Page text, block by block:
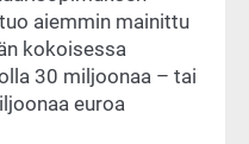
aiemmin mainittu
kokoisessa
30 miljoonaa – tai
euroa